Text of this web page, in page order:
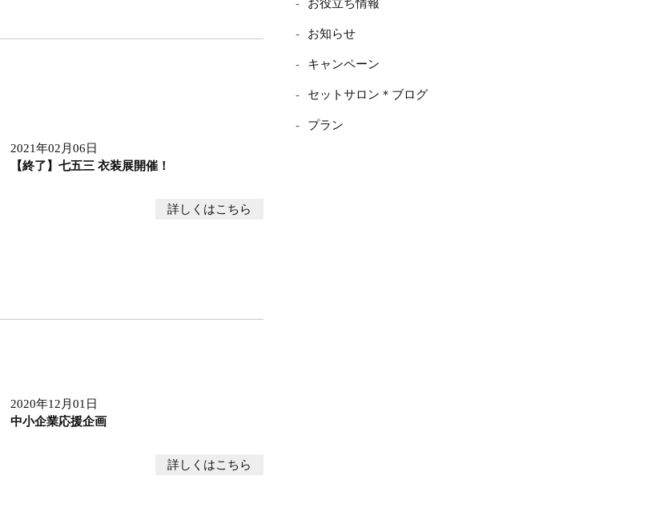
2021年02月06日
【終了】七五三 衣装展開催！
詳しくはこちら
2020年12月01日
中小企業応援企画
詳しくはこちら
お役立ち情報
お知らせ
キャンペーン
セットサロン＊ブログ
プラン